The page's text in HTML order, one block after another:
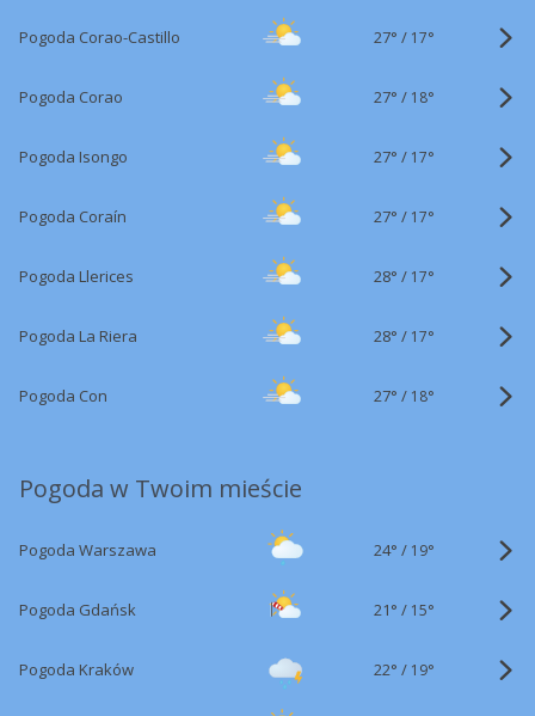
Pogoda Corao-Castillo 27° / 17°
Pogoda Corao 27° / 18°
Pogoda Isongo 27° / 17°
Pogoda Coraín 27° / 17°
Pogoda Llerices 28° / 17°
Pogoda La Riera 28° / 17°
Pogoda Con 27° / 18°
Pogoda w Twoim mieście
Pogoda Warszawa 24° / 19°
Pogoda Gdańsk 21° / 15°
Pogoda Kraków 22° / 19°